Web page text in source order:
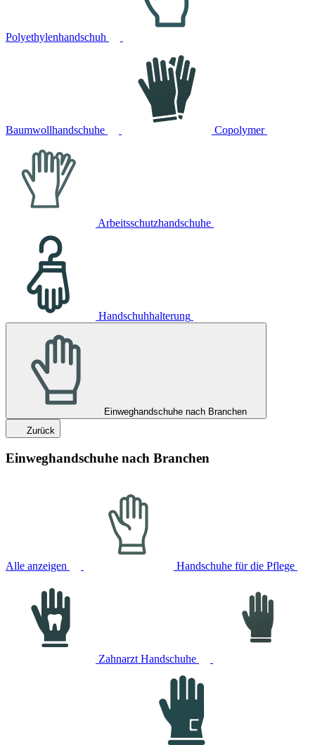
Polyethylenhandschuh
Baumwollhandschuhe Copolymer
Arbeitsschutzhandschuhe
Handschuhhalterung
Einweghandschuhe nach Branchen
Zurück
Einweghandschuhe nach Branchen
Alle anzeigen Handschuhe für die Pflege
Zahnarzt Handschuhe